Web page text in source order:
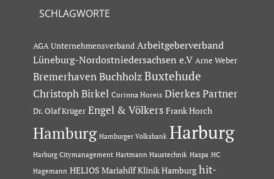
SCHLAGWORTE
AGA Unternehmensverband Arbeitgeberverband
Lüneburg-Nordostniedersachsen e.V Arne Weber
Bremerhaven Buchholz Buxtehude
Christoph Birkel Corinna Horeis Dierkes Partner
Dr. Olaf Krüger Engel & Völkers Frank Horch
Hamburg Hamburger Volksbank Harburg
Harburg Citymanagement Hartmann Haustechnik Haspa HC
Hagemann HELIOS Mariahilf Klinik Hamburg hit-